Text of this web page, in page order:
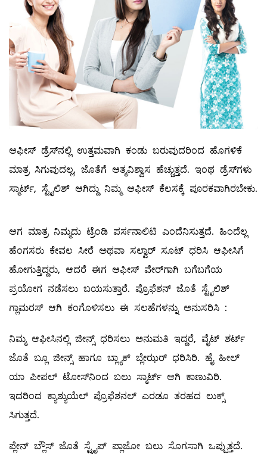
ಆಫೀಸ್‌ ಡ್ರೆಸ್‌ನಲ್ಲಿ ಉತ್ತಮವಾಗಿ ಕಂಡು ಬರುವುದರಿಂದ ಹೊಗಳಿಕೆ
ಮಾತ್ರ ಸಿಗುವುದಲ್ಲ, ಜೊತೆಗೆ ಆತ್ಮವಿಶ್ವಾಸ ಹೆಚ್ಚುತ್ತದೆ. ಇಂಥ ಡ್ರೆಸ್‌ಗಳು
ಸ್ಮಾರ್ಟ್‌, ಸ್ಟೈಲಿಶ್‌ ಆಗಿದ್ದು ನಿಮ್ಮ ಆಫೀಸ್‌ ಕೆಲಸಕ್ಕೆ ಪೂರಕವಾಗಿರಬೇಕು.
ಆಗ ಮಾತ್ರ ನಿಮ್ಮದು ಟ್ರೆಂಡಿ ಪರ್ಸನಾಲಿಟಿ ಎಂದೆನಿಸುತ್ತದೆ. ಹಿಂದೆಲ್ಲ
ಹೆಂಗಸರು ಕೇವಲ ಸೀರೆ ಅಥವಾ ಸಲ್ವಾರ್‌ ಸೂಟ್‌ ಧರಿಸಿ ಆಫೀಸಿಗೆ
ಹೋಗುತ್ತಿದ್ದರು, ಆದರೆ ಈಗ ಆಫೀಸ್‌ ವೇರ್‌ಗಾಗಿ ಬಗೆಬಗೆಯ
ಪ್ರಯೋಗ ನಡೆಸಲು ಬಯಸುತ್ತಾರೆ. ಪ್ರೊಫೆಶನ್‌ ಜೊತೆ ಸ್ಟೈಲಿಶ್‌
ಗ್ಲಾಮರಸ್‌ ಆಗಿ ಕಂಗೊಳಿಸಲು ಈ ಸಲಹೆಗಳನ್ನು ಅನುಸರಿಸಿ :
ನಿಮ್ಮ ಆಫೀಸಿನಲ್ಲಿ ಜೀನ್ಸ್ ಧರಿಸಲು ಅನುಮತಿ ಇದ್ದರೆ, ವೈಟ್‌ ಶರ್ಟ್‌
ಜೊತೆ ಬ್ಲೂ ಜೀನ್ಸ್ ಹಾಗೂ ಬ್ಲ್ಯಾಕ್‌ ಬ್ಲೇಝರ್‌ ಧರಿಸಿರಿ. ಹೈ ಹೀಲ್
‌ಯಾ ಪೀಪಲ್ ಟೋಸ್‌ನಿಂದ ಬಲು ಸ್ಮಾರ್ಟ್‌ ಆಗಿ ಕಾಣುವಿರಿ.
ಇದರಿಂದ ಕ್ಯಾಶ್ಯುಯೆಲ್‌ ಪ್ರೊಫೆಶನಲ್ ಎರಡೂ ತರಹದ ಲುಕ್ಸ್
ಸಿಗುತ್ತದೆ.
ಪ್ಲೇನ್‌ ಬ್ಲೌಸ್‌ ಜೊತೆ ಸ್ಟ್ರೈಪ್‌ ಪ್ಲಾಜೋ ಬಲು ಸೊಗಸಾಗಿ ಒಪ್ಪುತ್ತದೆ.